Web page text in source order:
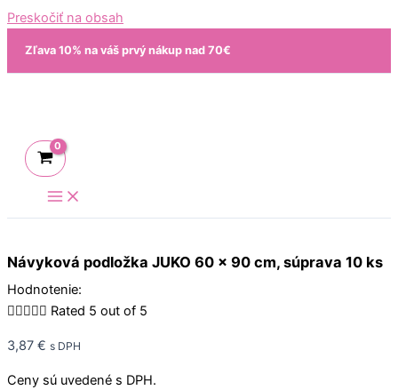
Preskočiť na obsah
Zľava 10% na váš prvý nákup nad 70€
Návyková podložka JUKO 60 x 90 cm, súprava 10 ks
Hodnotenie:
 Rated 5 out of 5
3,87 € s DPH
Ceny sú uvedené s DPH.